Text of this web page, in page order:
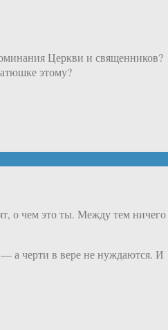
Церкви и священников?
этому?
о чем это ты. Между тем ничего
а черти в вере не нуждаются. И